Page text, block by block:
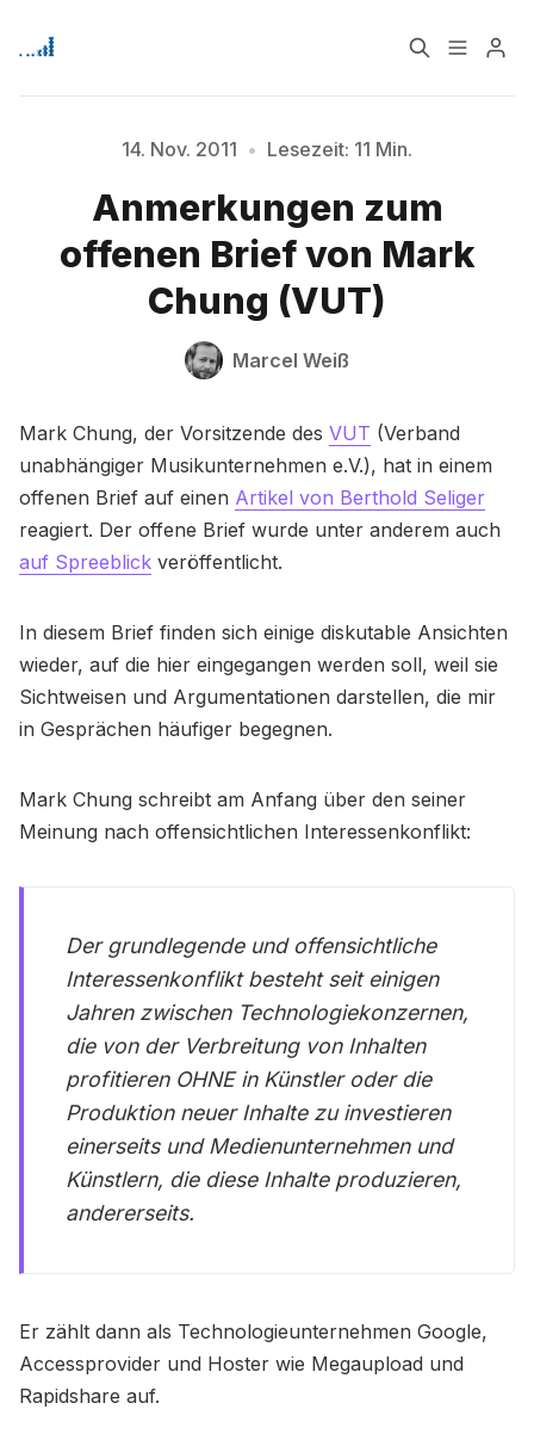
Bitte geben Sie mindestens 3 Zeichen ein
14. Nov. 2011 • Lesezeit: 11 Min.
Anmerkungen zum
offenen Brief von Mark
Chung (VUT)
Marcel Weiß
Mark Chung, der Vorsitzende des VUT (Verband
unabhängiger Musikunternehmen e.V.), hat in einem
offenen Brief auf einen Artikel von Berthold Seliger
reagiert. Der offene Brief wurde unter anderem auch
auf Spreeblick veröffentlicht.
In diesem Brief finden sich einige diskutable Ansichten
wieder, auf die hier eingegangen werden soll, weil sie
Sichtweisen und Argumentationen darstellen, die mir
in Gesprächen häufiger begegnen.
Mark Chung schreibt am Anfang über den seiner
Meinung nach offensichtlichen Interessenkonflikt:
Der grundlegende und offensichtliche
Interessenkonflikt besteht seit einigen
Jahren zwischen Technologiekonzernen,
die von der Verbreitung von Inhalten
profitieren OHNE in Künstler oder die
Produktion neuer Inhalte zu investieren
einerseits und Medienunternehmen und
Künstlern, die diese Inhalte produzieren,
andererseits.
Er zählt dann als Technologieunternehmen Google,
Accessprovider und Hoster wie Megaupload und
Rapidshare auf.